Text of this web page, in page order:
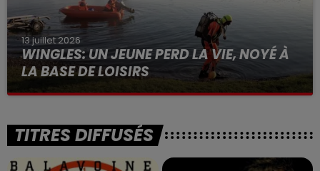
13 juillet 2026
WINGLES: UN JEUNE PERD LA VIE, NOYÉ À
LA BASE DE LOISIRS
La victime a coulé à pic
TITRES DIFFUSÉS